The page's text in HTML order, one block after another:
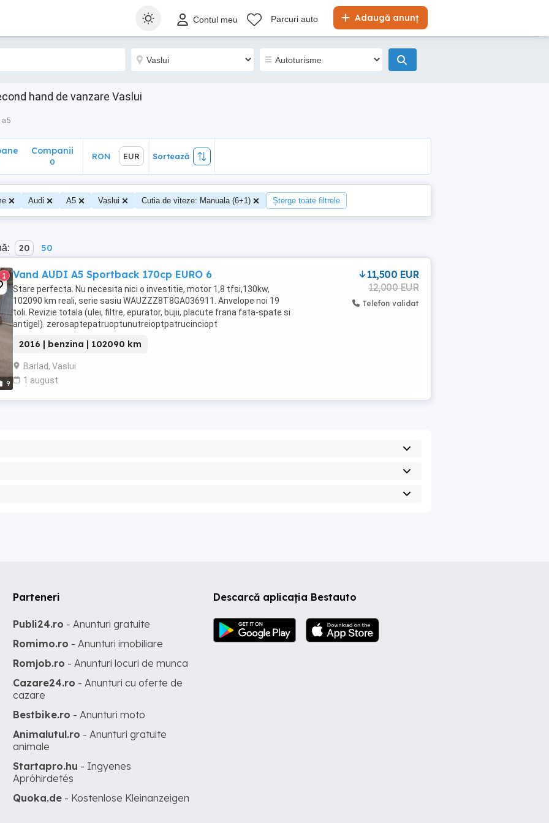
Adaugă anunț
Contul meu Parcuri auto
hand de vanzare Vaslui
a5
Sortează
Companii
0
RON EUR Sortează
Audi A5 Vaslui Cutia de viteze: Manuala (6+1) Șterge toate filtrele
20 50
9
1 Vand AUDI A5 Sportback 170cp EURO 6
Stare perfecta. Nu necesita nici o investitie, motor 1,8 tfsi,130kw,
102090 km reali, serie sasiu WAUZZZ8T8GA036911. Anvelope noi 19
toli. Revizie totala (ulei, filtre, epurator, bujii, placute frana fata-spate si
antigel). zerosaptepatruoptunutreioptpatrucinciopt
2016 | benzina | 102090 km
Barlad, Vaslui
1 august
11,500 EUR
12,000 EUR
Telefon validat
Descarcă aplicația Bestauto
Parteneri
Publi24.ro - Anunturi gratuite
Romimo.ro - Anunturi imobiliare
Romjob.ro - Anunturi locuri de munca
Cazare24.ro - Anunturi cu oferte de
cazare
Bestbike.ro - Anunturi moto
Animalutul.ro - Anunturi gratuite
animale
Startapro.hu - Ingyenes
Apróhirdetés
Quoka.de - Kostenlose Kleinanzeigen